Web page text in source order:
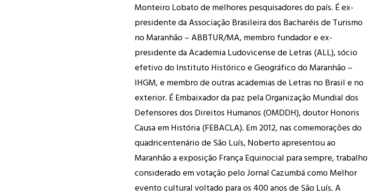
Monteiro Lobato de melhores pesquisadores do país. É ex-
presidente da Associação Brasileira dos Bacharéis de Turismo
no Maranhão – ABBTUR/MA, membro fundador e ex-
presidente da Academia Ludovicense de Letras (ALL), sócio
efetivo do Instituto Histórico e Geográfico do Maranhão –
IHGM, e membro de outras academias de Letras no Brasil e no
exterior. É Embaixador da paz pela Organização Mundial dos
Defensores dos Direitos Humanos (OMDDH), doutor Honoris
Causa em História (FEBACLA). Em 2012, nas comemorações do
quadricentenário de São Luís, Noberto apresentou ao
Maranhão a exposição França Equinocial para sempre, trabalho
considerado em votação pelo Jornal Cazumbá como Melhor
evento cultural voltado para os 400 anos de São Luís. A